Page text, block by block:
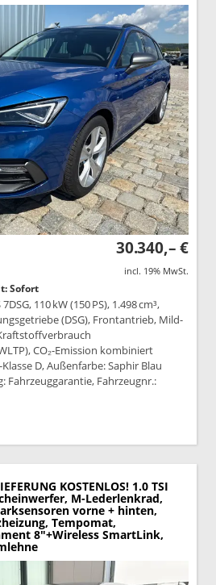
30.340,– €
incl. 19% MwSt.
Sofort
110 kW (150 PS), 1.498 cm³,
(DSG), Frontantrieb, Mild-
CO₂-Emission kombiniert
Klasse D, Außenfarbe: Saphir Blau
Fahrzeuggarantie, Fahrzeugnr.:
drucken
KOSTENLOS! 1.0 TSI
M-Lederlenkrad,
vorne + hinten,
Tempomat,
8"+Wireless SmartLink,